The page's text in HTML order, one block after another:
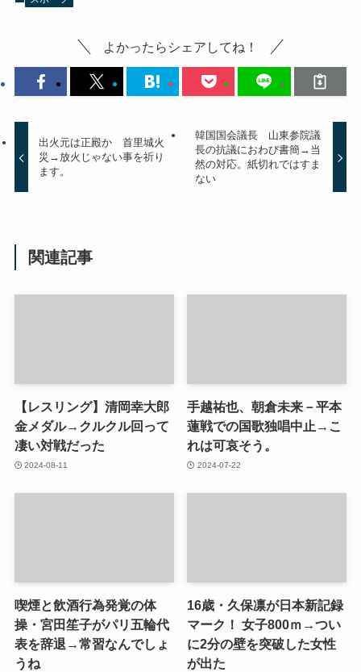
よかったらシェアしてね！
出火元は正殿か 首里城火
災→放火じゃない事を祈り
ます。
韓国国会議長 山東参院議
長の抗議におわび書簡→当
然の対応。紙切れではすま
ない
関連記事
【レスリング】清岡幸大郎
金メダル→クルクル回って
凄い対戦だった
2024-08-11
手越祐也、朝倉未来－平本
蓮戦での国歌独唱中止→こ
れは可哀そう。
2024-07-22
喫煙と飲酒行為発覚の体
操・宮田笙子がパリ五輪代
表を辞退→常習なんでしょ
うね
16歳・久保凛が日本新記録
マーク！ 女子800ｍ→つい
に2分の壁を突破した女性
が出た